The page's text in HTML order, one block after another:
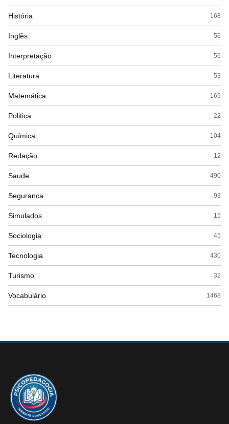
História 168
Inglês 56
Interpretação 56
Literatura 53
Matemática 169
Politica 22
Química 104
Redação 12
Saude 490
Seguranca 93
Simulados 15
Sociologia 45
Tecnologia 430
Turismo 32
Vocabulário 1468